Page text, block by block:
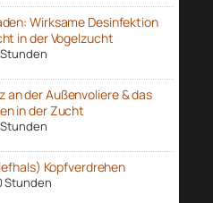
Wirksame Desinfektion
in der Vogelzucht
an der Außenvoliere & das
in der Zucht
Kopfverdrehen
Stunden